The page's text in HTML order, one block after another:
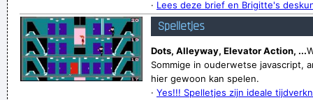
· Lees deze brief en Brigitte's
Spelletjes
Dots, Alleyway, Elevator Action, ...
Sommige in ouderwetse javascript,
hier gewoon kan spelen.
· Yes!!! Spelletjes zijn ideale